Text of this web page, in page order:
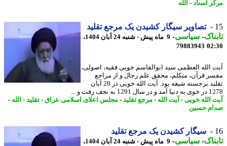
اسناد-الله
تصاویر سیگار کشیدن یک مرجع تقلید
-سیاسی-
9 ماه پیش - شنبه 24 آبان 1404،
79883943
الله العظمی سید ابوالقاسم خویی فقیه، اصولی،
قرآن، متکلم، محقق علم رجال و از مراجع
تقلید برجسته شیعه بود. آیت الله خویی در 28 آبان
به نجف رفت و ...
الله خویی-آیت الله-مرجع تقلید-مجلس اعلای اسلامی عراق- تقلید-الله-
حسین
سیگار کشیدن یک مرجع تقلید
-سیاسی-
9 ماه پیش - شنبه 24 آبان 1404،